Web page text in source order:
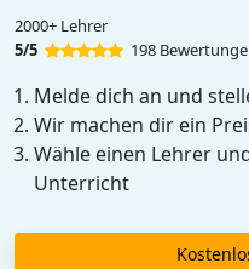
2000+ Lehrer
5/5
198
Melde dich an und
Wir machen dir ein
Wähle einen Lehrer
Unterricht